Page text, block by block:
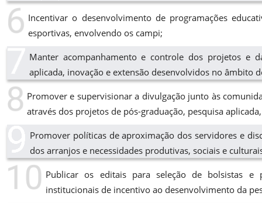
Incentivar o desenvolvimento de programações
esportivas, envolvendo os campi;
Manter acompanhamento e controle dos projetos e
aplicada, inovação e extensão desenvolvidos no âmbito
Promover e supervisionar a divulgação junto às
através dos projetos de pós-graduação, pesquisa
Promover políticas de aproximação dos servidores e
dos arranjos e necessidades produtivas, sociais e
Publicar os editais para seleção de bolsistas e
institucionais de incentivo ao desenvolvimento da